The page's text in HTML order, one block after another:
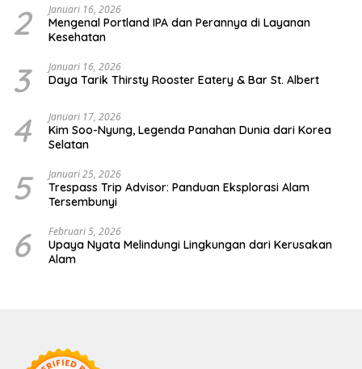
2 Januari 16, 2026
Mengenal Portland IPA dan Perannya di Layanan
Kesehatan
3 Januari 16, 2026
Daya Tarik Thirsty Rooster Eatery & Bar St. Albert
4 Januari 17, 2026
Kim Soo-Nyung, Legenda Panahan Dunia dari Korea
Selatan
5 Januari 25, 2026
Trespass Trip Advisor: Panduan Eksplorasi Alam
Tersembunyi
6 Februari 5, 2026
Upaya Nyata Melindungi Lingkungan dari Kerusakan
Alam